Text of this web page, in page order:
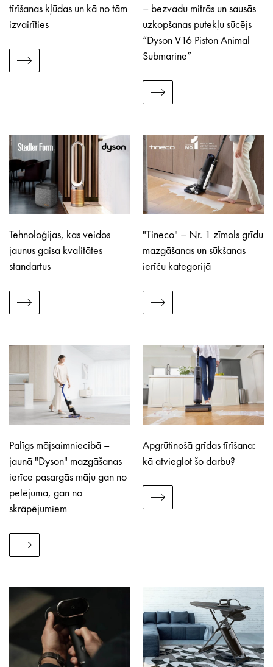
tīrīšanas kļūdas un kā no tām
izvairīties
– bezvadu mitrās un sausās
uzkopšanas putekļu sūcējs
“Dyson V16 Piston Animal
Submarine”
Tehnoloģijas, kas veidos
jaunus gaisa kvalitātes
standartus
"Tineco" – Nr. 1 zīmols grīdu
mazgāšanas un sūkšanas
ierīču kategorijā
Palīgs mājsaimniecībā –
jaunā "Dyson" mazgāšanas
ierīce pasargās māju gan no
pelējuma, gan no
skrāpējumiem
Apgrūtinošā grīdas tīrīšana:
kā atvieglot šo darbu?